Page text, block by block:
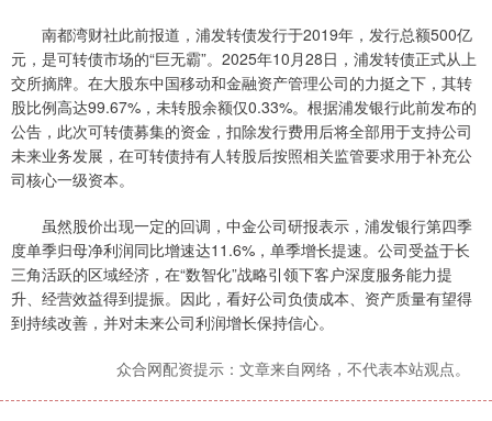
南都湾财社此前报道，浦发转债发行于2019年，发行总额500亿
元，是可转债市场的“巨无霸”。2025年10月28日，浦发转债正式从上
交所摘牌。在大股东中国移动和金融资产管理公司的力挺之下，其转
股比例高达99.67%，未转股余额仅0.33%。根据浦发银行此前发布的
公告，此次可转债募集的资金，扣除发行费用后将全部用于支持公司
未来业务发展，在可转债持有人转股后按照相关监管要求用于补充公
司核心一级资本。
虽然股价出现一定的回调，中金公司研报表示，浦发银行第四季
度单季归母净利润同比增速达11.6%，单季增长提速。公司受益于长
三角活跃的区域经济，在“数智化”战略引领下客户深度服务能力提
升、经营效益得到提振。因此，看好公司负债成本、资产质量有望得
到持续改善，并对未来公司利润增长保持信心。
众合网配资提示：文章来自网络，不代表本站观点。